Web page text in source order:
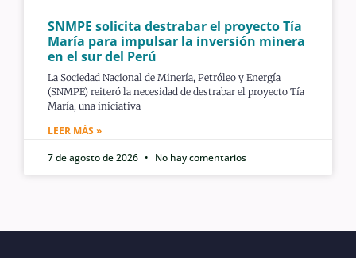
SNMPE solicita destrabar el proyecto Tía
María para impulsar la inversión minera
en el sur del Perú
La Sociedad Nacional de Minería, Petróleo y Energía
(SNMPE) reiteró la necesidad de destrabar el proyecto Tía
María, una iniciativa
LEER MÁS »
7 de agosto de 2026
No hay comentarios